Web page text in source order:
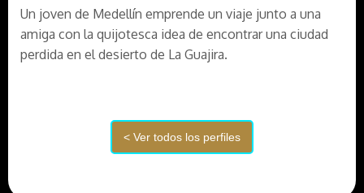
Un joven de Medellín emprende un viaje junto a una
amiga con la quijotesca idea de encontrar una ciudad
perdida en el desierto de La Guajira.